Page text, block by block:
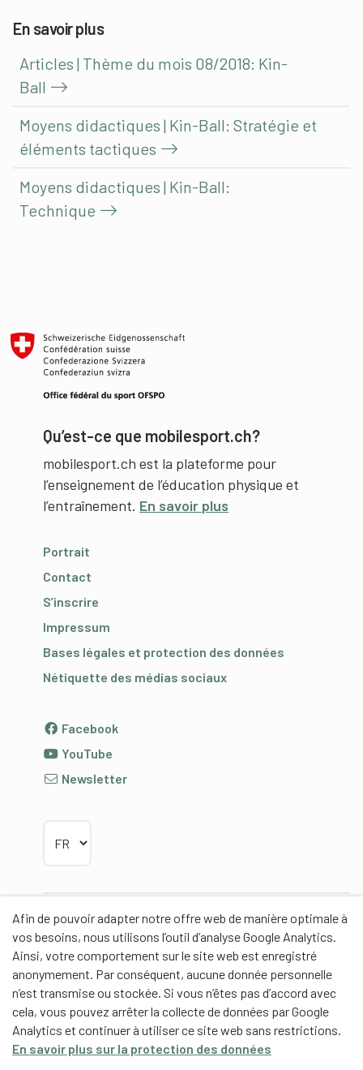
Afin de pouvoir adapter notre offre web de manière optimale à
vos besoins, nous utilisons l’outil d’analyse Google Analytics.
Ainsi, votre comportement sur le site web est enregistré
anonymement. Par conséquent, aucune donnée personnelle
n’est transmise ou stockée. Si vous n’êtes pas d’accord avec
cela, vous pouvez arrêter la collecte de données par Google
Analytics et continuer à utiliser ce site web sans restrictions.
En savoir plus sur la protection des données
En savoir plus
Articles | Thème du mois 08/2018: Kin-
Ball
Moyens didactiques | Kin-Ball: Stratégie et
éléments tactiques
Moyens didactiques | Kin-Ball:
Technique
Qu’est-ce que mobilesport.ch?
mobilesport.ch est la plateforme pour
l’enseignement de l’éducation physique et
l’entraînement. En savoir plus
Portrait
Contact
S’inscrire
Impressum
Bases légales et protection des données
Nétiquette des médias sociaux
Facebook
YouTube
Newsletter
Partenaires
Partenaires de contenus
Haute école fédérale de sport de Macolin HEFSM